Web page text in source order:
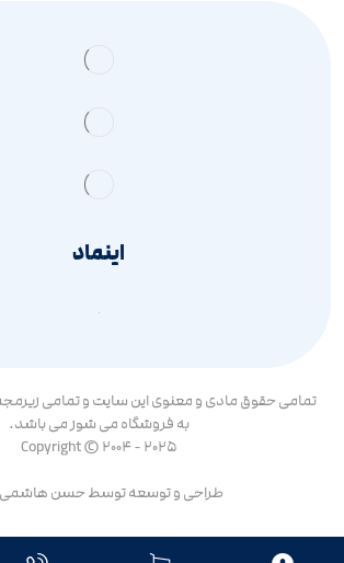
اینماد
تمامی حقوق مادی و معنوی این سایت و تمامی
به فروشگاه می شوز می باشد.
Copyright © 2004 - 2025
طراحی و توسعه توسط حسن هاشمی